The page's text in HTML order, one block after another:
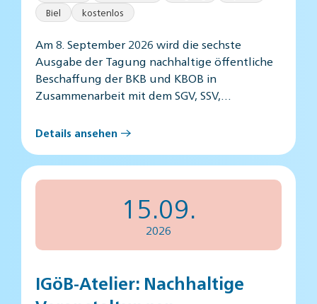
Biel
kostenlos
Am 8. September 2026 wird die sechste
Ausgabe der Tagung nachhaltige öffentliche
Beschaffung der BKB und KBOB in
Zusammenarbeit mit dem SGV, SSV,…
Details ansehen
15.09.
2026
IGöB-Atelier: Nachhaltige